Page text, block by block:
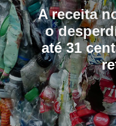
A receita
o
até 31